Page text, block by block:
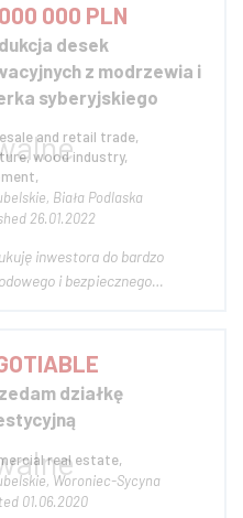
roku, powierzchnia
to 3,87 hektara, zasoby
na ponad 1100 000 ton,
dokumen...
000 PLN
desek
z modrzewia i
syberyjskiego
and retail trade,
wood industry,
Biała Podlaska
26.01.2022
inwestora do bardzo
i bezpiecznego
syberyjskiego i świerka
z Dalekiego Wschodu z
Najwyższej jakości deski.
już po pierwszej tra...
działkę
real estate,
Woroniec-Sycyna
01.06.2020